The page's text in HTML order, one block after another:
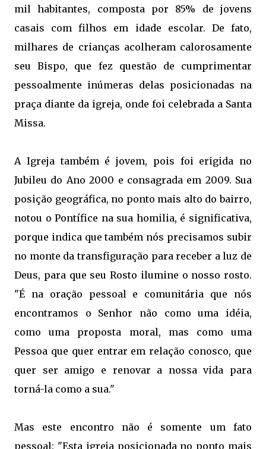
mil habitantes, composta por 85% de jovens
casais com filhos em idade escolar. De fato,
milhares de crianças acolheram calorosamente
seu Bispo, que fez questão de cumprimentar
pessoalmente inúmeras delas posicionadas na
praça diante da igreja, onde foi celebrada a Santa
Missa.
A Igreja também é jovem, pois foi erigida no
Jubileu do Ano 2000 e consagrada em 2009. Sua
posição geográfica, no ponto mais alto do bairro,
notou o Pontífice na sua homilia, é significativa,
porque indica que também nós precisamos subir
no monte da transfiguração para receber a luz de
Deus, para que seu Rosto ilumine o nosso rosto.
"É na oração pessoal e comunitária que nós
encontramos o Senhor não como uma idéia,
como uma proposta moral, mas como uma
Pessoa que quer entrar em relação conosco, que
quer ser amigo e renovar a nossa vida para
torná-la como a sua."
Mas este encontro não é somente um fato
pessoal: "Esta igreja posicionada no ponto mais